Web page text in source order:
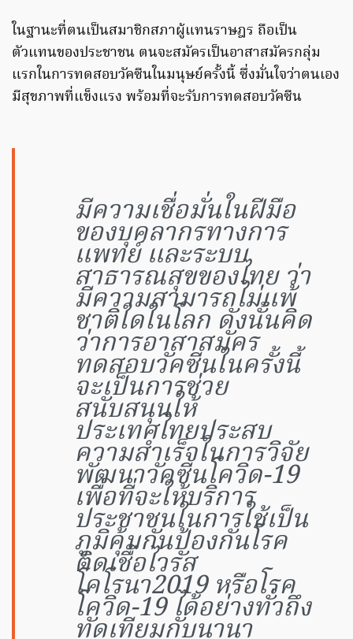
ในฐานะที่ตนเป็นสมาชิกสภาผู้แทนราษฎร ถือเป็น
ตัวแทนของประชาชน ตนจะสมัครเป็นอาสาสมัครกลุ่ม
แรกในการทดสอบวัคซีนในมนุษย์ครั้งนี้ ซึ่งมั่นใจว่าตนเอง
มีสุขภาพที่แข็งแรง พร้อมที่จะรับการทดสอบวัคซีน
มีความเชื่อมั่นในฝีมือ
ของบุคลากรทางการ
แพทย์ และระบบ
สาธารณสุขของไทย ว่า
มีความสามารถไม่แพ้
ชาติใดในโลก ดังนั้นคิด
ว่าการอาสาสมัคร
ทดสอบวัคซีนในครั้งนี้
จะเป็นการช่วย
สนับสนุนให้
ประเทศไทยประสบ
ความสำเร็จในการวิจัย
พัฒนาวัคซีนโควิด-19
เพื่อที่จะให้บริการ
ประชาชนในการใช้เป็น
ภูมิคุ้มกันป้องกันโรค
ติดเชื้อไวรัส
โคโรนา2019 หรือโรค
โควิด-19 ได้อย่างทั่วถึง
ทัดเทียมกับนานา